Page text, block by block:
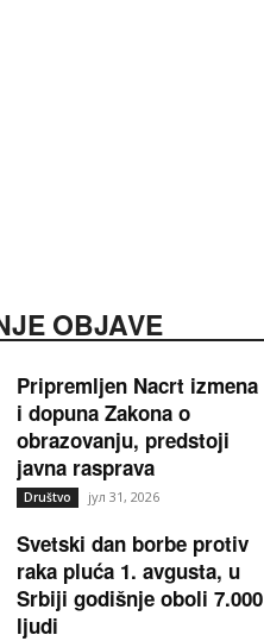
OBJAVE
Pripremljen Nacrt izmena
i dopuna Zakona o
obrazovanju, predstoji
javna rasprava
Društvo јул 31, 2026
Svetski dan borbe protiv
raka pluća 1. avgusta, u
Srbiji godišnje oboli 7.000
ljudi